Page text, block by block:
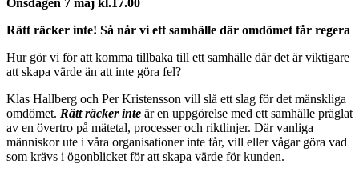
Onsdagen 7 maj kl.17.00
Rätt räcker inte! Så når vi ett samhälle där omdömet får regera
Hur gör vi för att komma tillbaka till ett samhälle där det är viktigare
att skapa värde än att inte göra fel?
Klas Hallberg och Per Kristensson vill slå ett slag för det mänskliga
omdömet. Rätt räcker inte är en upp­görelse med ett samhälle präglat
av en övertro på mätetal, processer och riktlinjer. Där vanliga
människor ute i våra organisationer inte får, vill eller vågar göra vad
som krävs i ögonblicket för att skapa värde för kunden.